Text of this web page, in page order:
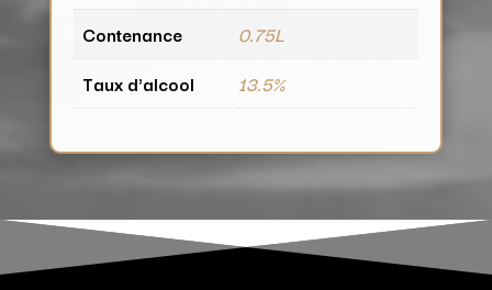
Contenance
0.75L
Taux d'alcool
13.5%